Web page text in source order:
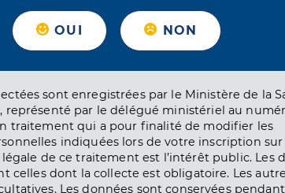
OUI NON
sont enregistrées par le Ministère de la
représenté par le délégué ministériel au
traitement qui a pour finalité de modifier les
indiquées lors de votre inscription sur
légale de ce traitement est l’intérêt public. Les
celles dont la collecte est obligatoire. Les
Les données sont conservées